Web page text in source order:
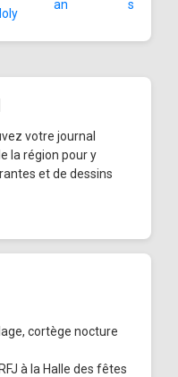
votre journal
la région pour y
et de dessins
cortège nocture
à la Halle des fêtes